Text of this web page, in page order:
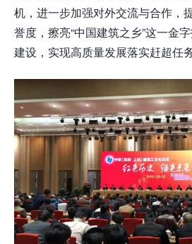
机，进一步加强对外交流与合作，
誉度，擦亮“中国建筑之乡”这一金
建设，实现高质量发展落实赶超任务